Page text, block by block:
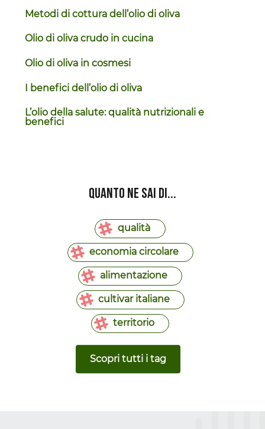
Metodi di cottura dell’olio di oliva
Olio di oliva crudo in cucina
Olio di oliva in cosmesi
I benefici dell’olio di oliva
L’olio della salute: qualità nutrizionali e
benefici
Quanto ne sai di...
qualità
economia circolare
alimentazione
cultivar italiane
territorio
Scopri tutti i tag